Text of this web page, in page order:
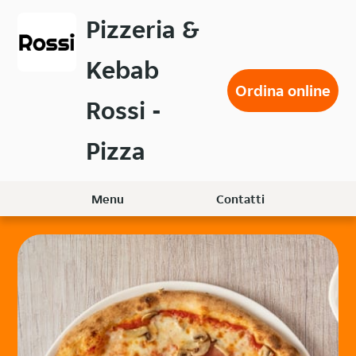
contenuto
Pizzeria &
Kebab
Rossi -
Pizza
Ordina online
Menu Contatti